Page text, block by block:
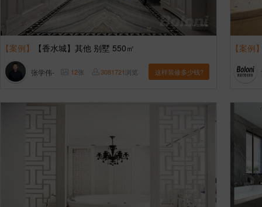
【案例】 【香水城】其他 别墅 550㎡
张学伟- 12张 3081721浏览 这样装修多少钱?
【案例